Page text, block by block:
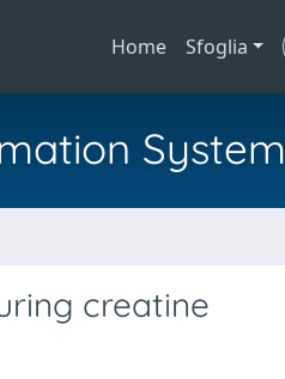
Home Sfoglia
System
creatine